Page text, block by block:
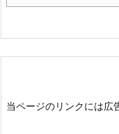
当ページのリンクには広